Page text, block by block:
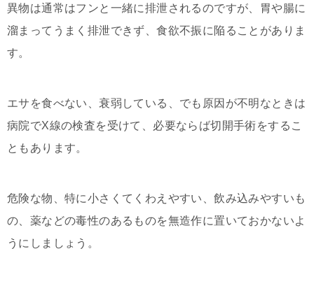
異物は通常はフンと一緒に排泄されるのですが、胃や腸に
溜まってうまく排泄できず、食欲不振に陥ることがありま
す。
エサを食べない、衰弱している、でも原因が不明なときは
病院でX線の検査を受けて、必要ならば切開手術をするこ
ともあります。
危険な物、特に小さくてくわえやすい、飲み込みやすいも
の、薬などの毒性のあるものを無造作に置いておかないよ
うにしましょう。